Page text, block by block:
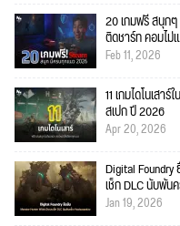
20 เกมฟรี สนุก
ติดชาร์ท คอมไม่
Feb 11, 2026
11 เกมไดโนเส
สเปก ปี 2026
Apr 20, 2026
Digital
เช็ก DLC นับพัน
Jan 19, 2026